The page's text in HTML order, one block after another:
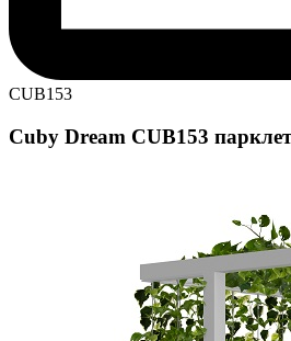
CUB153
Cuby Dream CUB153